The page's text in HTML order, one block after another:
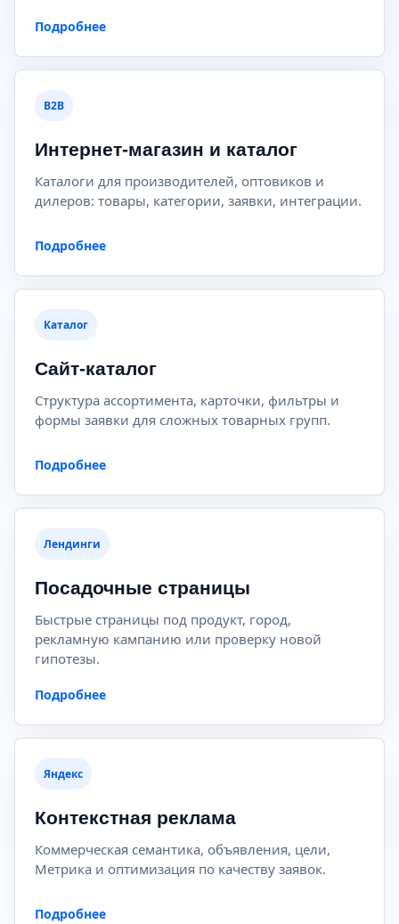
Подробнее
B2B
Интернет-магазин и каталог
Каталоги для производителей, оптовиков и
дилеров: товары, категории, заявки, интеграции.
Подробнее
Каталог
Сайт-каталог
Структура ассортимента, карточки, фильтры и
формы заявки для сложных товарных групп.
Подробнее
Лендинги
Посадочные страницы
Быстрые страницы под продукт, город,
рекламную кампанию или проверку новой
гипотезы.
Подробнее
Яндекс
Контекстная реклама
Коммерческая семантика, объявления, цели,
Метрика и оптимизация по качеству заявок.
Подробнее